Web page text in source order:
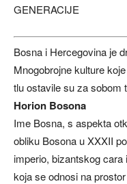
GENERACIJE
Bosna i Hercegovina je
Mnogobrojne kulture
tlu ostavile su za sobom
Horion Bosona
Ime Bosna, s aspekta
obliku Bosona u XXXII
imperio, bizantskog
koja se odnosi na